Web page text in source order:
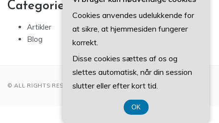
Categories
Artikler
Blog
© ALL RIGHTS RESERVED 2022
Cookies anvendes udelukkende for
at sikre, at hjemmesiden fungerer
korrekt.
Disse cookies sættes af os og
slettes automatisk, når din session
slutter eller efter kort tid.
OK